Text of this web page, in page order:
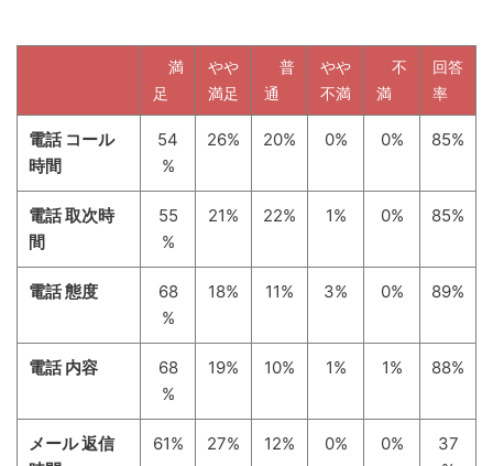
満
足
やや
満足
普
通
やや
不満
不
満
回答
率
電話 コール
時間
54
%
26% 20% 0% 0% 85%
電話 取次時
間
55
%
21% 22% 1% 0% 85%
電話 態度
68
%
18% 11% 3% 0% 89%
電話 内容
68
%
19% 10% 1% 1% 88%
メール 返信
61% 27% 12% 0% 0%
37